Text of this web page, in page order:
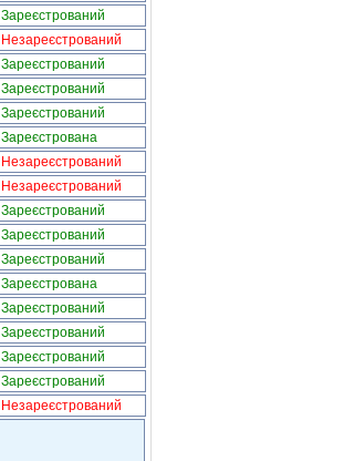
Зареєстрований
Незареєстрований
Зареєстрований
Зареєстрований
Зареєстрований
Зареєстрована
Незареєстрований
Незареєстрований
Зареєстрований
Зареєстрований
Зареєстрований
Зареєстрована
Зареєстрований
Зареєстрований
Зареєстрований
Зареєстрований
Незареєстрований